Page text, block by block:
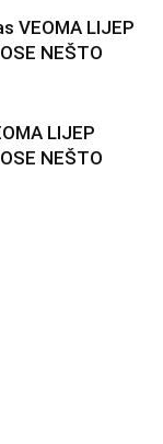
VEOMA LIJEP
NEŠTO
LIJEP
NEŠTO